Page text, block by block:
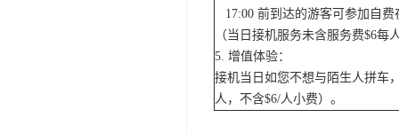
17:00 前到达的游客可参加自
（当日接机服务未含服务费$6每
5. 增值体验：
接机当日如您不想与陌生人拼车
人，不含$6/人小费）。